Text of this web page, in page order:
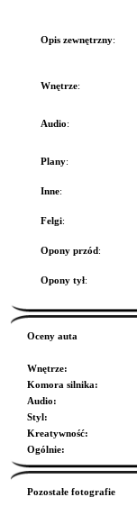
Opis zewnętrzny:
Wnętrze:
Audio:
Plany:
Inne:
Felgi:
Opony przód:
Opony tył:
Oceny auta
Wnętrze:
Komora silnika:
Audio:
Styl:
Kreatywność:
Ogólnie:
Pozostałe fotografie